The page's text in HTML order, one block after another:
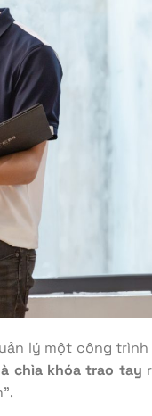
lý một công
chìa khóa trao tay